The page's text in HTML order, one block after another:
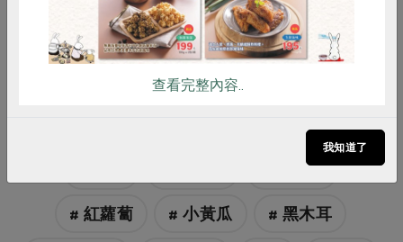
選擇，對生命溫柔的每一天
# 五花肉
# 青花椰
# 紅蘿蔔 # 小黃瓜 # 黑木耳
查看完整內容..
我知道了